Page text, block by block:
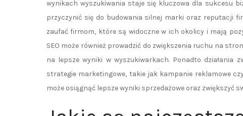
wynikach wyszukiwania staje się kluczowa dla sukcesu
przyczynić się do budowania silnej marki oraz reputacji
zaufać firmom, które są widoczne w ich okolicy i mają
SEO może również prowadzić do zwiększenia ruchu na
na lepsze wyniki w wyszukiwarkach. Ponadto działania
strategie marketingowe, takie jak kampanie reklamowe
może osiągnąć lepsze wyniki sprzedażowe oraz zwiększyć